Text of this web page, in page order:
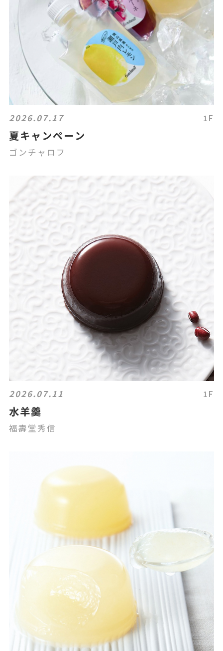
2026.07.17 1F
夏キャンペーン
ゴンチャロフ
2026.07.11 1F
水羊羹
福壽堂秀信